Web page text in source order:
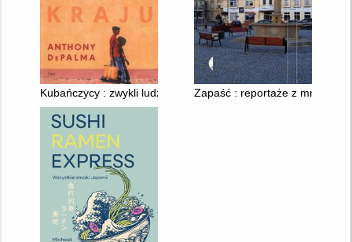
Kubańczycy : zwykli ludzie w niemożliwym kraju
Zapaść : reportaże z